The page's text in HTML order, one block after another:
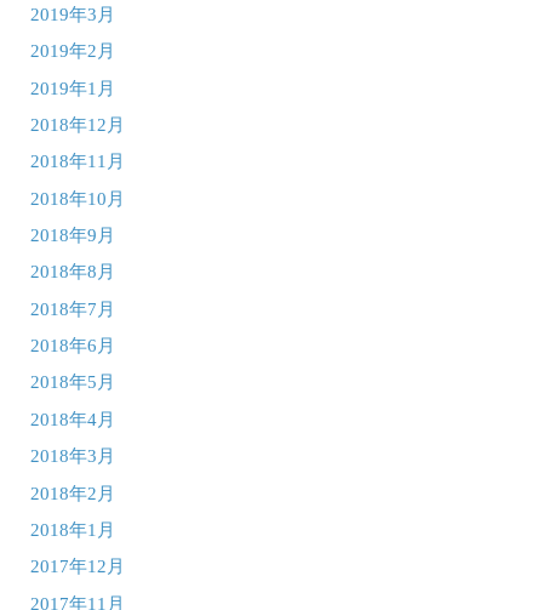
2019年3月
2019年2月
2019年1月
2018年12月
2018年11月
2018年10月
2018年9月
2018年8月
2018年7月
2018年6月
2018年5月
2018年4月
2018年3月
2018年2月
2018年1月
2017年12月
2017年11月